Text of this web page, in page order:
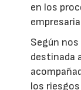
en los
Según
destinada
los